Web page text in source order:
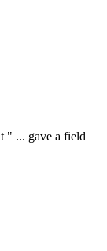
" ... gave a field